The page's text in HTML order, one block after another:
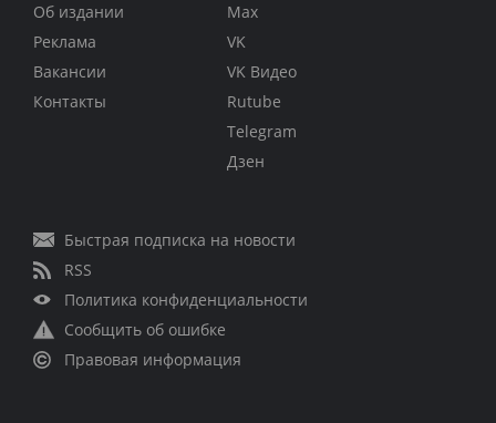
Об издании
Реклама
Вакансии
Контакты
Max
VK
VK Видео
Rutube
Telegram
Дзен
Быстрая подписка на новости
RSS
Политика конфиденциальности
Сообщить об ошибке
Правовая информация